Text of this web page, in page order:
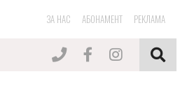
ЗА НАС АБОНАМЕНТ РЕКЛАМА